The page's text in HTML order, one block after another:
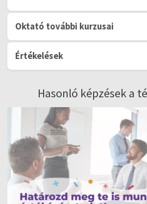
Oktató további kurzusai
Értékelések
Hasonló képzések a